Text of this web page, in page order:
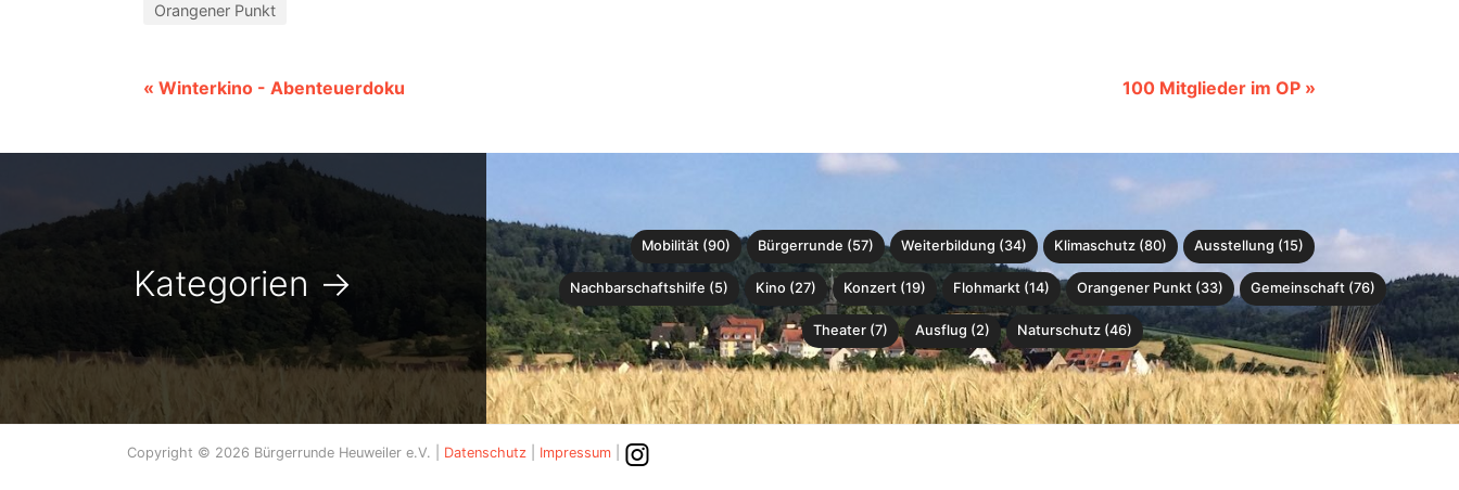
Orangener Punkt
« Winterkino - Abenteuerdoku 100 Mitglieder im OP »
Kategorien →
Mobilität (90) Bürgerrunde (57) Weiterbildung (34) Klimaschutz (80) Ausstellung (15)
Nachbarschaftshilfe (5) Kino (27) Konzert (19) Flohmarkt (14) Orangener Punkt (33) Gemeinschaft (76)
Theater (7) Ausflug (2) Naturschutz (46)
Copyright © 2026 Bürgerrunde Heuweiler e.V. | Datenschutz Impressum